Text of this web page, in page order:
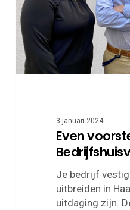
3 januari 2024
Even
Je bedrijf
uitbreiden in
uitdaging zijn.